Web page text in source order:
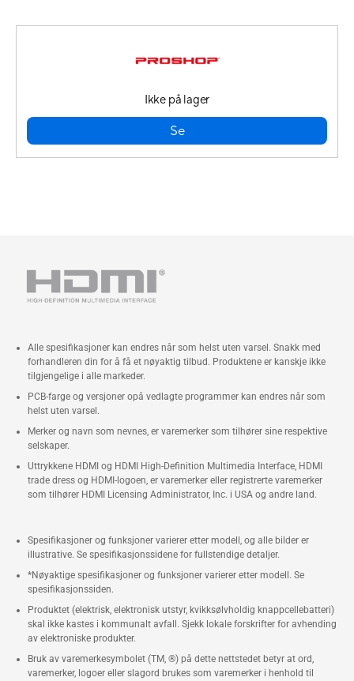
Ikke på lager
Se
Alle spesifikasjoner kan endres når som helst uten varsel. Snakk med
forhandleren din for å få et nøyaktig tilbud. Produktene er kanskje ikke
tilgjengelige i alle markeder.
PCB-farge og versjoner opå vedlagte programmer kan endres når som
helst uten varsel.
Merker og navn som nevnes, er varemerker som tilhører sine respektive
selskaper.
Uttrykkene HDMI og HDMI High-Definition Multimedia Interface, HDMI
trade dress og HDMI-logoen, er varemerker eller registrerte varemerker
som tilhører HDMI Licensing Administrator, Inc. i USA og andre land.
Spesifikasjoner og funksjoner varierer etter modell, og alle bilder er
illustrative. Se spesifikasjonssidene for fullstendige detaljer.
*Nøyaktige spesifikasjoner og funksjoner varierer etter modell. Se
spesifikasjonssiden.
Produktet (elektrisk, elektronisk utstyr, kvikksølvholdig knappcellebatteri)
skal ikke kastes i kommunalt avfall. Sjekk lokale forskrifter for avhending
av elektroniske produkter.
Bruk av varemerkesymbolet (TM, ®) på dette nettstedet betyr at ord,
varemerker, logoer eller slagord brukes som varemerker i henhold til